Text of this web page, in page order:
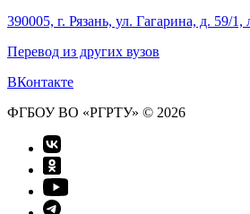
390005, г. Рязань, ул. Гагарина, д. 59/
Перевод из других вузов
ВКонтакте
ФГБОУ ВО «РГРТУ» © 2026